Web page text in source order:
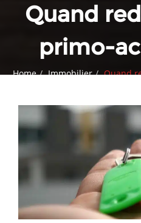
Quand
primo-
Home Immobilier Quand